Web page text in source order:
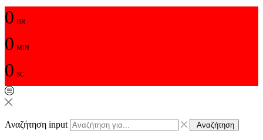
0 HR
0 MIN
0 SC
Αναζήτηση input Αναζήτηση